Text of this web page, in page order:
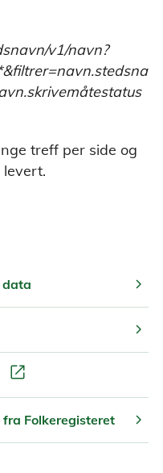
v1/navn?
treff per side og
levert.
chevron_right
chevron_right
open_in_new
Folkeregisteret chevron_right